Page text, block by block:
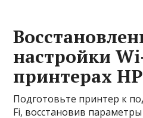
настройки
принтерах HP
Подготовьте принтер к
Fi, восстановив